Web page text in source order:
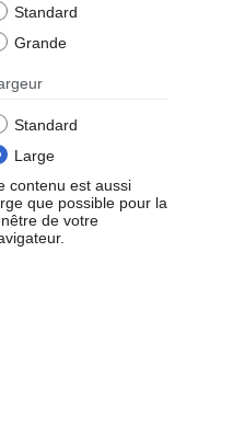
Standard
Grande
Standard
Large
contenu est aussi
que possible pour la
de votre